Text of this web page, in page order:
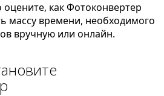
как Фотоконвертер
массу времени, необходимого
вручную или онлайн.